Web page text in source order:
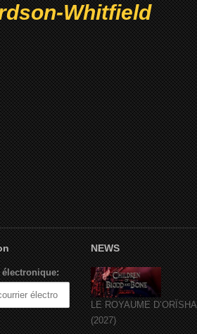
Whitfield
NEWS
LE ROYAUME D’ORÏSHA
(2027)